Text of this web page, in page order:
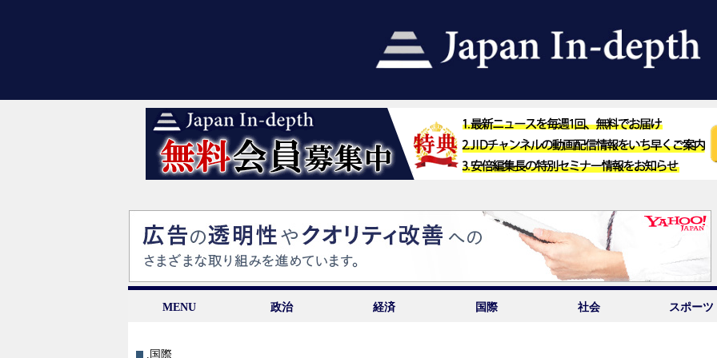
MENU 政治 経済 国際 社会 スポーツ
.国際